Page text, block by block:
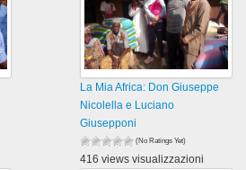
La Mia Africa: Don Giuseppe
Nicolella e Luciano
Giusepponi
(No Ratings Yet)
416 views visualizzazioni